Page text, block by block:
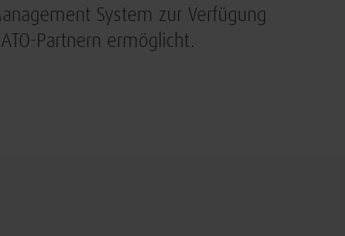
System zur Verfügung
Partnern ermöglicht.